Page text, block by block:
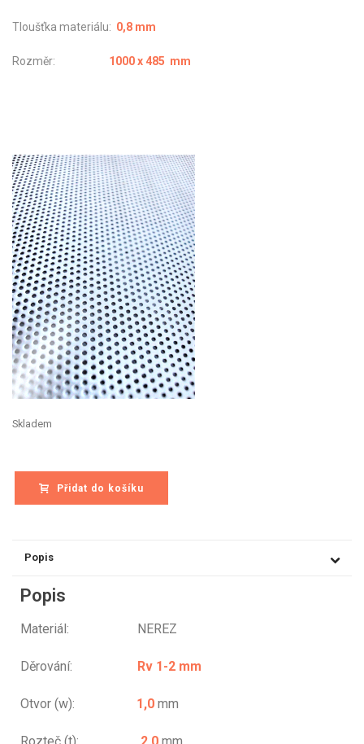
Tloušťka materiálu: 0,8 mm
Rozměr: 1000 x 485 mm
Skladem
Přidat do košíku
Popis
Popis
Materiál: NEREZ
Děrování: Rv 1-2 mm
Otvor (w): 1,0 mm